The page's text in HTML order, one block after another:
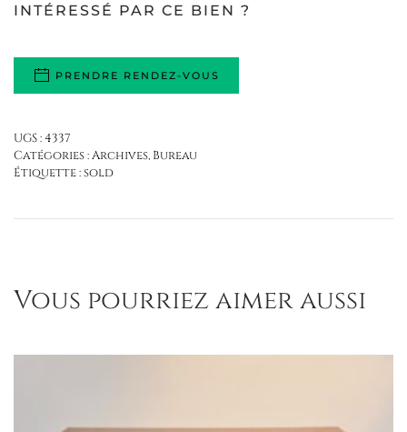
INTÉRESSÉ PAR CE BIEN ?
PRENDRE RENDEZ-VOUS
UGS :4337
Catégories :Archives, Bureau
Étiquette :sold
Vous pourriez aimer aussi